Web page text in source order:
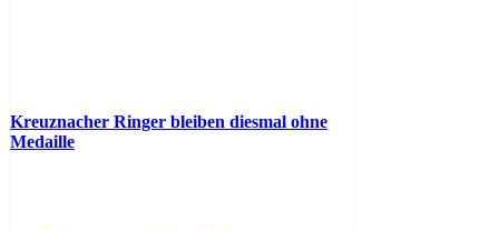
Kreuznacher Ringer bleiben diesmal ohne
Medaille